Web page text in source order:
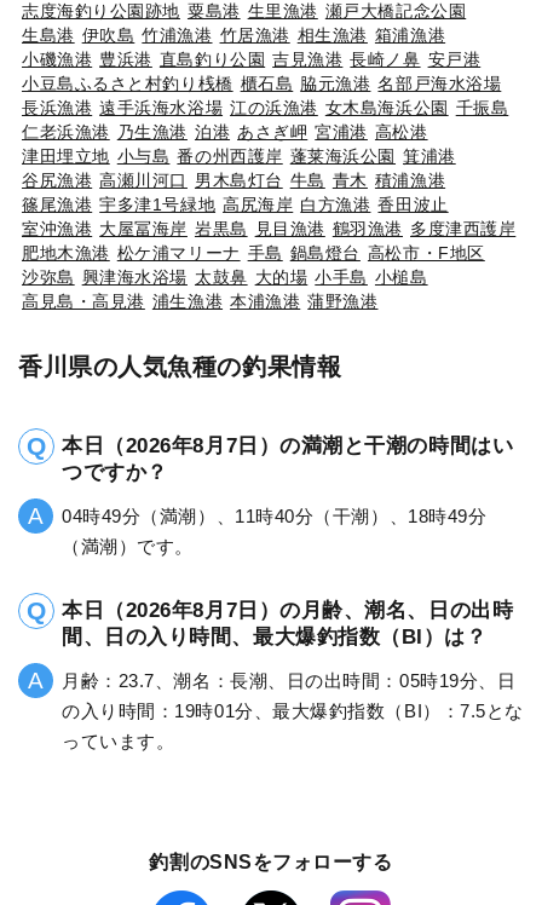
志度海釣り公園跡地 粟島港 生里漁港 瀬戸大橋記念公園
生島港 伊吹島 竹浦漁港 竹居漁港 相生漁港 箱浦漁港
小磯漁港 豊浜港 直島釣り公園 吉見漁港 長崎ノ鼻 安戸港
小豆島ふるさと村釣り桟橋 櫃石島 脇元漁港 名部戸海水浴場
長浜漁港 遠手浜海水浴場 江の浜漁港 女木島海浜公園 千振島
仁老浜漁港 乃生漁港 泊港 あさぎ岬 宮浦港 高松港
津田埋立地 小与島 番の州西護岸 蓬莱海浜公園 箕浦港
谷尻漁港 高瀬川河口 男木島灯台 牛島 青木 積浦漁港
篠尾漁港 宇多津1号緑地 高尻海岸 白方漁港 香田波止
室沖漁港 大屋冨海岸 岩黒島 見目漁港 鶴羽漁港 多度津西護岸
肥地木漁港 松ケ浦マリーナ 手島 鍋島燈台 高松市・F地区
沙弥島 興津海水浴場 太鼓鼻 大的場 小手島 小槌島
高見島・高見港 浦生漁港 本浦漁港 蒲野漁港
香川県の人気魚種の釣果情報
本日（2026年8月7日）の満潮と干潮の時間はい
つですか？
04時49分（満潮）、11時40分（干潮）、18時49分
（満潮）です。
本日（2026年8月7日）の月齢、潮名、日の出時
間、日の入り時間、最大爆釣指数（BI）は？
月齢：23.7、潮名：長潮、日の出時間：05時19分、日
の入り時間：19時01分、最大爆釣指数（BI）：7.5とな
っています。
釣割のSNSをフォローする